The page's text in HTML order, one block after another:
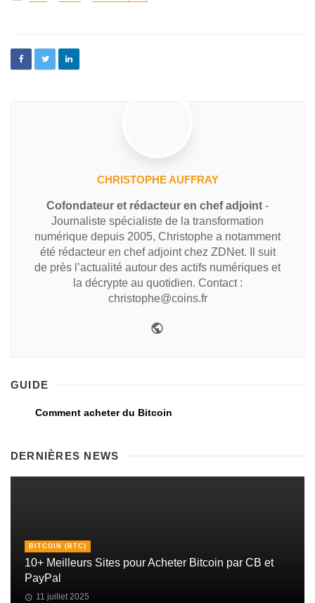
CHRISTOPHE AUFFRAY
Cofondateur et rédacteur en chef adjoint -
Journaliste spécialiste de la transformation
numérique depuis 2005, Christophe a notamment
été rédacteur en chef adjoint chez ZDNet. Il suit
de près l’actualité autour des actifs numériques et
la décrypte au quotidien. Contact :
christophe@coins.fr
GUIDE
Comment acheter du Bitcoin
DERNIÈRES NEWS
BITCOIN (BTC)
10+ Meilleurs Sites pour Acheter Bitcoin par CB et
PayPal
11 juillet 2025